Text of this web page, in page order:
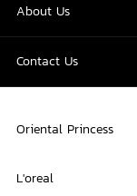
About Us
Contact Us
Oriental Princess
L'oreal